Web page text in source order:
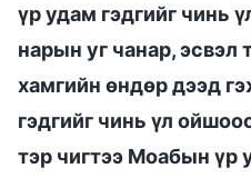
үр удам гэдгийг чинь
нарын уг чанар, эсвэл
хамгийн өндөр дээд
гэдгийг чинь үл
тэр чигтээ Моабын үр